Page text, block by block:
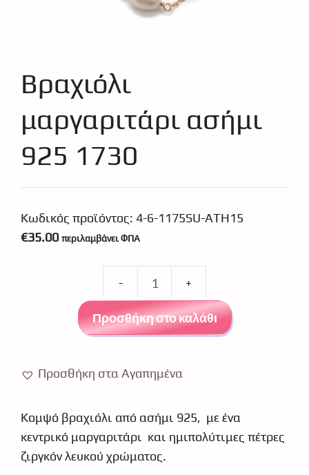
Βραχιόλι
μαργαριτάρι ασήμι
925 1730
Κωδικός προϊόντος: 4-6-1175SU-ATH15
€35.00 περιλαμβάνει ΦΠΑ
μαργαριτάρι
ασήμι
Προσθήκη στο καλάθι
Προσθήκη στα Αγαπημένα
Κομψό βραχιόλι από ασήμι 925, με ένα
κεντρικό μαργαριτάρι και ημιπολύτιμες πέτρες
ζιργκόν λευκού χρώματος.